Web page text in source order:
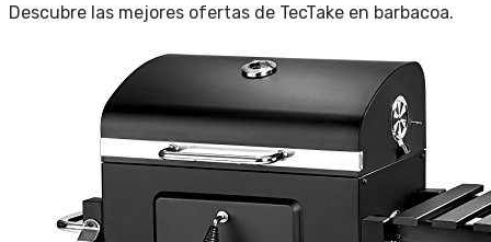
Descubre las mejores ofertas de TecTake en barbacoa.